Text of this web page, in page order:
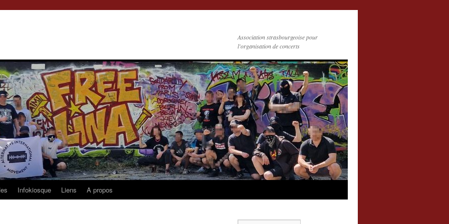
Association strasbourgeoise pour
l'organisation de concerts
Infokiosque Liens A propos